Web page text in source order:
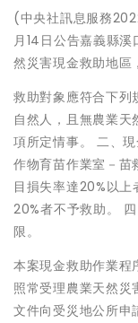
(中央社訊息服務
月14日公告嘉義縣溪
然災害現金救助地區
救助對象應符合下列
自然人，且無農業
項所定情事。 二、
作物育苗作業室－苗
目損失率達20%以
20%者不予救助。
限。
本案現金救助作業程
照常受理農業天然
文件向受災地公所申